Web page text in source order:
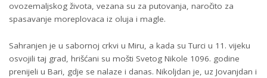
ovozemaljskog života, vezana su za putovanja, naročito za
spasavanje moreplovaca iz oluja i magle.
Sahranjen je u sabornoj crkvi u Miru, a kada su Turci u 11. vijeku
osvojili taj grad, hrišćani su mošti Svetog Nikole 1096. godine
prenijeli u Bari, gdje se nalaze i danas. Nikoljdan je, uz Jovanjdan i